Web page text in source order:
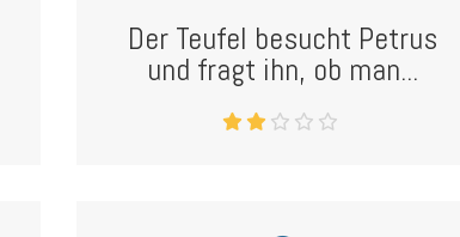
Der Teufel besucht Petrus
und fragt ihn, ob man...